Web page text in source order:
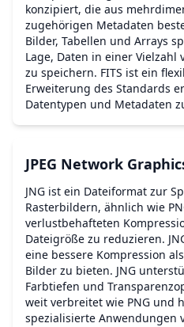
konzipiert, die aus
zugehörigen Metadaten
Bilder, Tabellen und Arrays
Lage, Daten in einer Vielzahl
zu speichern. FITS ist ein
Erweiterung des Standards
Datentypen und Metadaten
JPEG Network
JNG ist ein Dateiformat zur
Rasterbildern, ähnlich wie
verlustbehafteten
Dateigröße zu reduzieren.
eine bessere Kompression
Bilder zu bieten. JNG
Farbtiefen und
weit verbreitet wie PNG und
spezialisierte Anwendungen